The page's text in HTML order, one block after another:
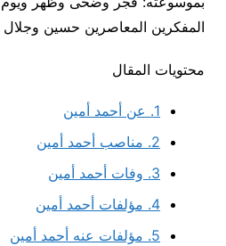
المفكرين المعاصرين حسين وجلال
محتويات المقال
1. عن أحمد أمين
2. مناصب أحمد أمين
3. وفات أحمد أمين
4. مؤلفات أحمد أمين
5. مؤلفات عنه أحمد أمين